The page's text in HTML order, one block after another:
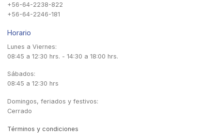
+56-64-2238-822
+56-64-2246-181
Horario
Lunes a Viernes:
08:45 a 12:30 hrs. - 14:30 a 18:00 hrs.
Sábados:
08:45 a 12:30 hrs
Domingos, feriados y festivos:
Cerrado
Términos y condiciones